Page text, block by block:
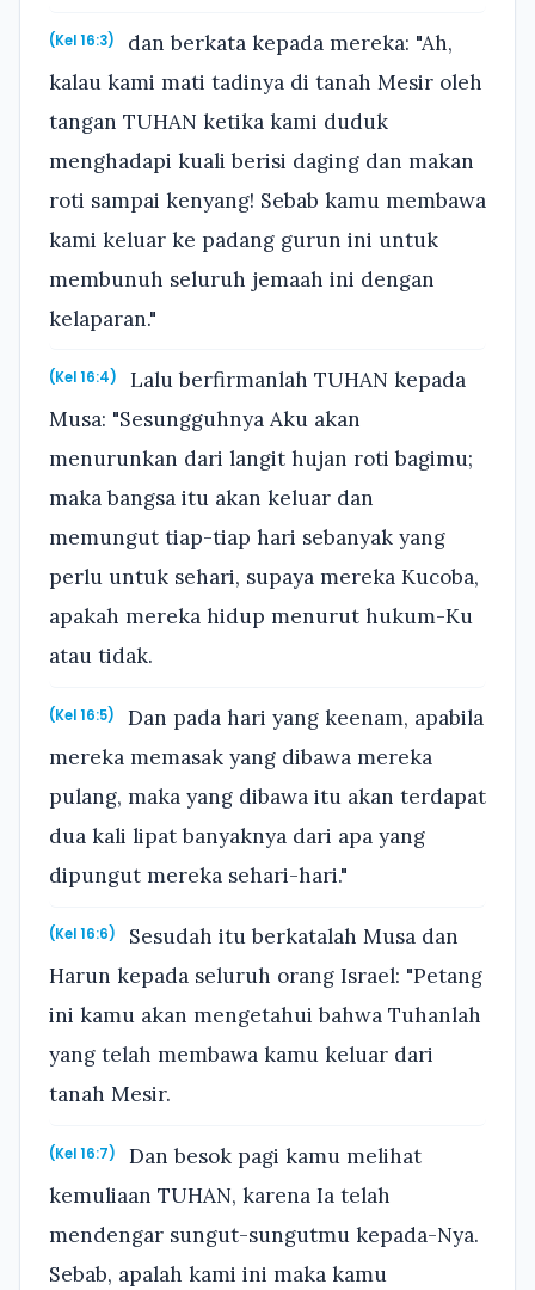
(Kel 16:3)
dan berkata kepada mereka: "Ah,
kalau kami mati tadinya di tanah Mesir oleh
tangan TUHAN ketika kami duduk
menghadapi kuali berisi daging dan makan
roti sampai kenyang! Sebab kamu membawa
kami keluar ke padang gurun ini untuk
membunuh seluruh jemaah ini dengan
kelaparan."
(Kel 16:4)
Lalu berfirmanlah TUHAN kepada
Musa: "Sesungguhnya Aku akan
menurunkan dari langit hujan roti bagimu;
maka bangsa itu akan keluar dan
memungut tiap-tiap hari sebanyak yang
perlu untuk sehari, supaya mereka Kucoba,
apakah mereka hidup menurut hukum-Ku
atau tidak.
(Kel 16:5)
Dan pada hari yang keenam, apabila
mereka memasak yang dibawa mereka
pulang, maka yang dibawa itu akan terdapat
dua kali lipat banyaknya dari apa yang
dipungut mereka sehari-hari."
(Kel 16:6)
Sesudah itu berkatalah Musa dan
Harun kepada seluruh orang Israel: "Petang
ini kamu akan mengetahui bahwa Tuhanlah
yang telah membawa kamu keluar dari
tanah Mesir.
(Kel 16:7)
Dan besok pagi kamu melihat
kemuliaan TUHAN, karena Ia telah
mendengar sungut-sungutmu kepada-Nya.
Sebab, apalah kami ini maka kamu